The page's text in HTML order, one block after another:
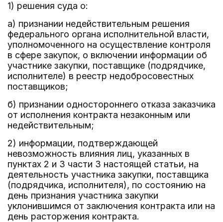
1) решения суда о:
а) признании недействительным решения
федерального органа исполнительной власти,
уполномоченного на осуществление контроля
в сфере закупок, о включении информации об
участнике закупки, поставщике (подрядчике,
исполнителе) в реестр недобросовестных
поставщиков;
б) признании одностороннего отказа заказчика
от исполнения контракта незаконным или
недействительным;
2) информации, подтверждающей
невозможность влияния лиц, указанных в
пунктах 2 и 3 части 3 настоящей статьи, на
деятельность участника закупки, поставщика
(подрядчика, исполнителя), по состоянию на
день признания участника закупки
уклонившимся от заключения контракта или на
день расторжения контракта.